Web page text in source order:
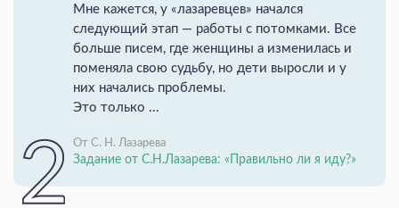
Мне кажется, у «лазаревцев» начался
следующий этап — работы с потомками. Все
больше писем, где женщины а изменилась и
поменяла свою судьбу, но дети выросли и у
них начались проблемы.
Это только ...
От С. Н. Лазарева
Задание от С.Н.Лазарева: «Правильно ли я иду?»